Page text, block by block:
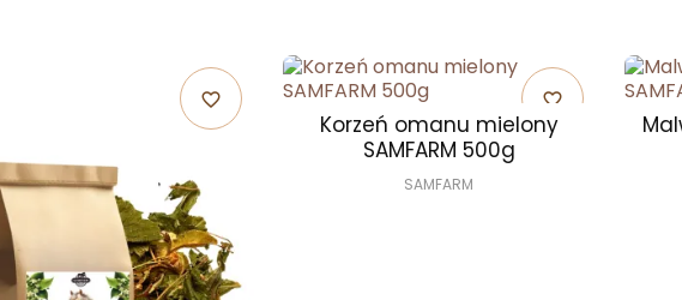
favorite_border favorite_border
Korzeń omanu mielony
SAMFARM 500g
SAMFARM